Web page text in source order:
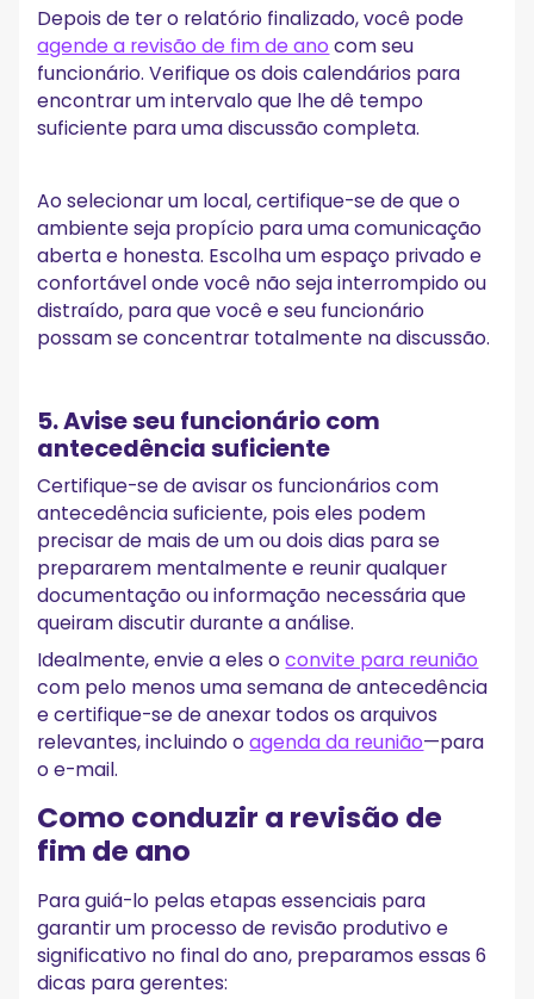
Depois de ter o relatório finalizado, você pode
agende a revisão de fim de ano com seu
funcionário. Verifique os dois calendários para
encontrar um intervalo que lhe dê tempo
suficiente para uma discussão completa.
Ao selecionar um local, certifique-se de que o
ambiente seja propício para uma comunicação
aberta e honesta. Escolha um espaço privado e
confortável onde você não seja interrompido ou
distraído, para que você e seu funcionário
possam se concentrar totalmente na discussão.
5. Avise seu funcionário com
antecedência suficiente
Certifique-se de avisar os funcionários com
antecedência suficiente, pois eles podem
precisar de mais de um ou dois dias para se
prepararem mentalmente e reunir qualquer
documentação ou informação necessária que
queiram discutir durante a análise.
Idealmente, envie a eles oconvite para reunião
com pelo menos uma semana de antecedência
e certifique-se de anexar todos os arquivos
relevantes, incluindo oagenda da reunião—para
o e-mail.
Como conduzir a revisão de
fim de ano
Para guiá-lo pelas etapas essenciais para
garantir um processo de revisão produtivo e
significativo no final do ano, preparamos essas 6
dicas para gerentes: